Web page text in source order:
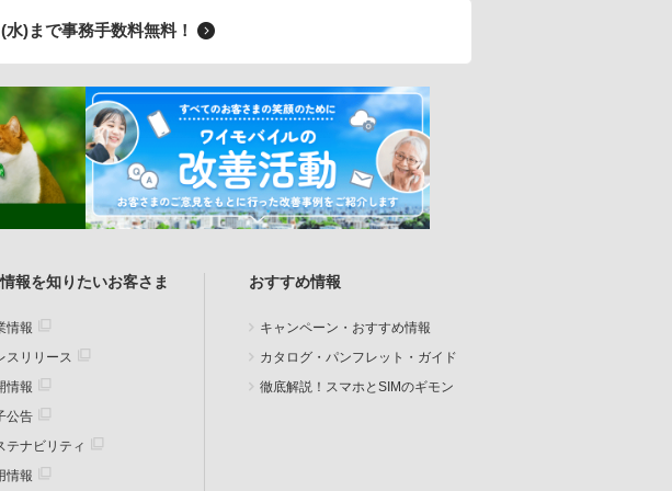
水)まで事務手数料無料！
報を知りたいお客さま
情報
スリリース
情報
公告
テナビリティ
情報
おすすめ情報
キャンペーン・おすすめ情報
カタログ・パンフレット・ガイド
徹底解説！スマホとSIMのギモン